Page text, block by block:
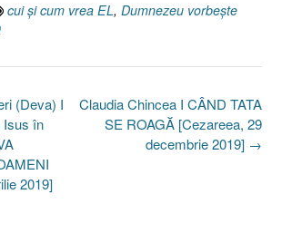
cui şi cum vrea EL, Dumnezeu vorbeşte
Claudia Chincea I CÂND TATA
SE ROAGĂ [Cezareea, 29
decembrie 2019] →
(Deva) I
Isus în
2019]